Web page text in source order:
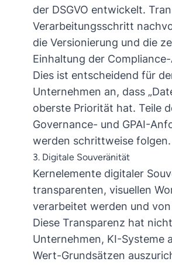
der DSGVO entwickelt.
Verarbeitungsschritt
die Versionierung und die
Einhaltung der
Dies ist entscheidend für
Unternehmen an, dass
oberste Priorität hat. Teile
Governance- und GPAI-
werden schrittweise folgen.
3. Digitale Souveränität
Kernelemente digitaler
transparenten, visuellen
verarbeitet werden und
Diese Transparenz hat
Unternehmen, KI-Systeme
Wert-Grundsätzen